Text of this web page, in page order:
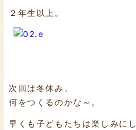
２年生以上。
次回は冬休み。
何をつくるのかな～。
早くも子どもたちは楽しみに